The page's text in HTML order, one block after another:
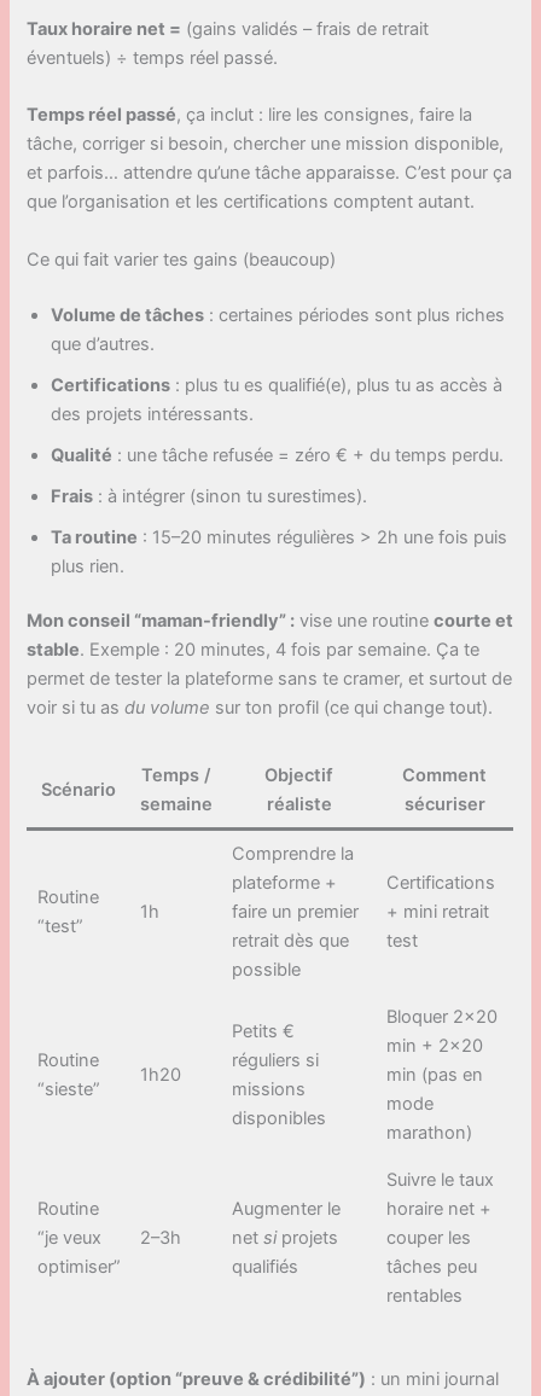
Taux horaire net = (gains validés – frais de retrait
éventuels) ÷ temps réel passé.
Temps réel passé, ça inclut : lire les consignes, faire la
tâche, corriger si besoin, chercher une mission disponible,
et parfois… attendre qu’une tâche apparaisse. C’est pour ça
que l’organisation et les certifications comptent autant.
Ce qui fait varier tes gains (beaucoup)
Volume de tâches : certaines périodes sont plus riches
que d’autres.
Certifications : plus tu es qualifié(e), plus tu as accès à
des projets intéressants.
Qualité : une tâche refusée = zéro € + du temps perdu.
Frais : à intégrer (sinon tu surestimes).
Ta routine : 15–20 minutes régulières > 2h une fois puis
plus rien.
Mon conseil “maman-friendly” : vise une routinecourte et
stable. Exemple : 20 minutes, 4 fois par semaine. Ça te
permet de tester la plateforme sans te cramer, et surtout de
voir si tu asdu volume sur ton profil (ce qui change tout).
Scénario
Temps /
semaine
Objectif
réaliste
Comment
sécuriser
Routine
“test”
1h
Comprendre la
plateforme +
faire un premier
retrait dès que
possible
Certifications
+ mini retrait
test
Routine
“sieste”
1h20
Petits €
réguliers si
missions
disponibles
Bloquer 2×20
min + 2×20
min (pas en
mode
marathon)
Routine
“je veux
optimiser”
2–3h
Augmenter le
net siprojets
qualifiés
Suivre le taux
horaire net +
couper les
tâches peu
rentables
À ajouter (option “preuve & crédibilité”) : un mini journal